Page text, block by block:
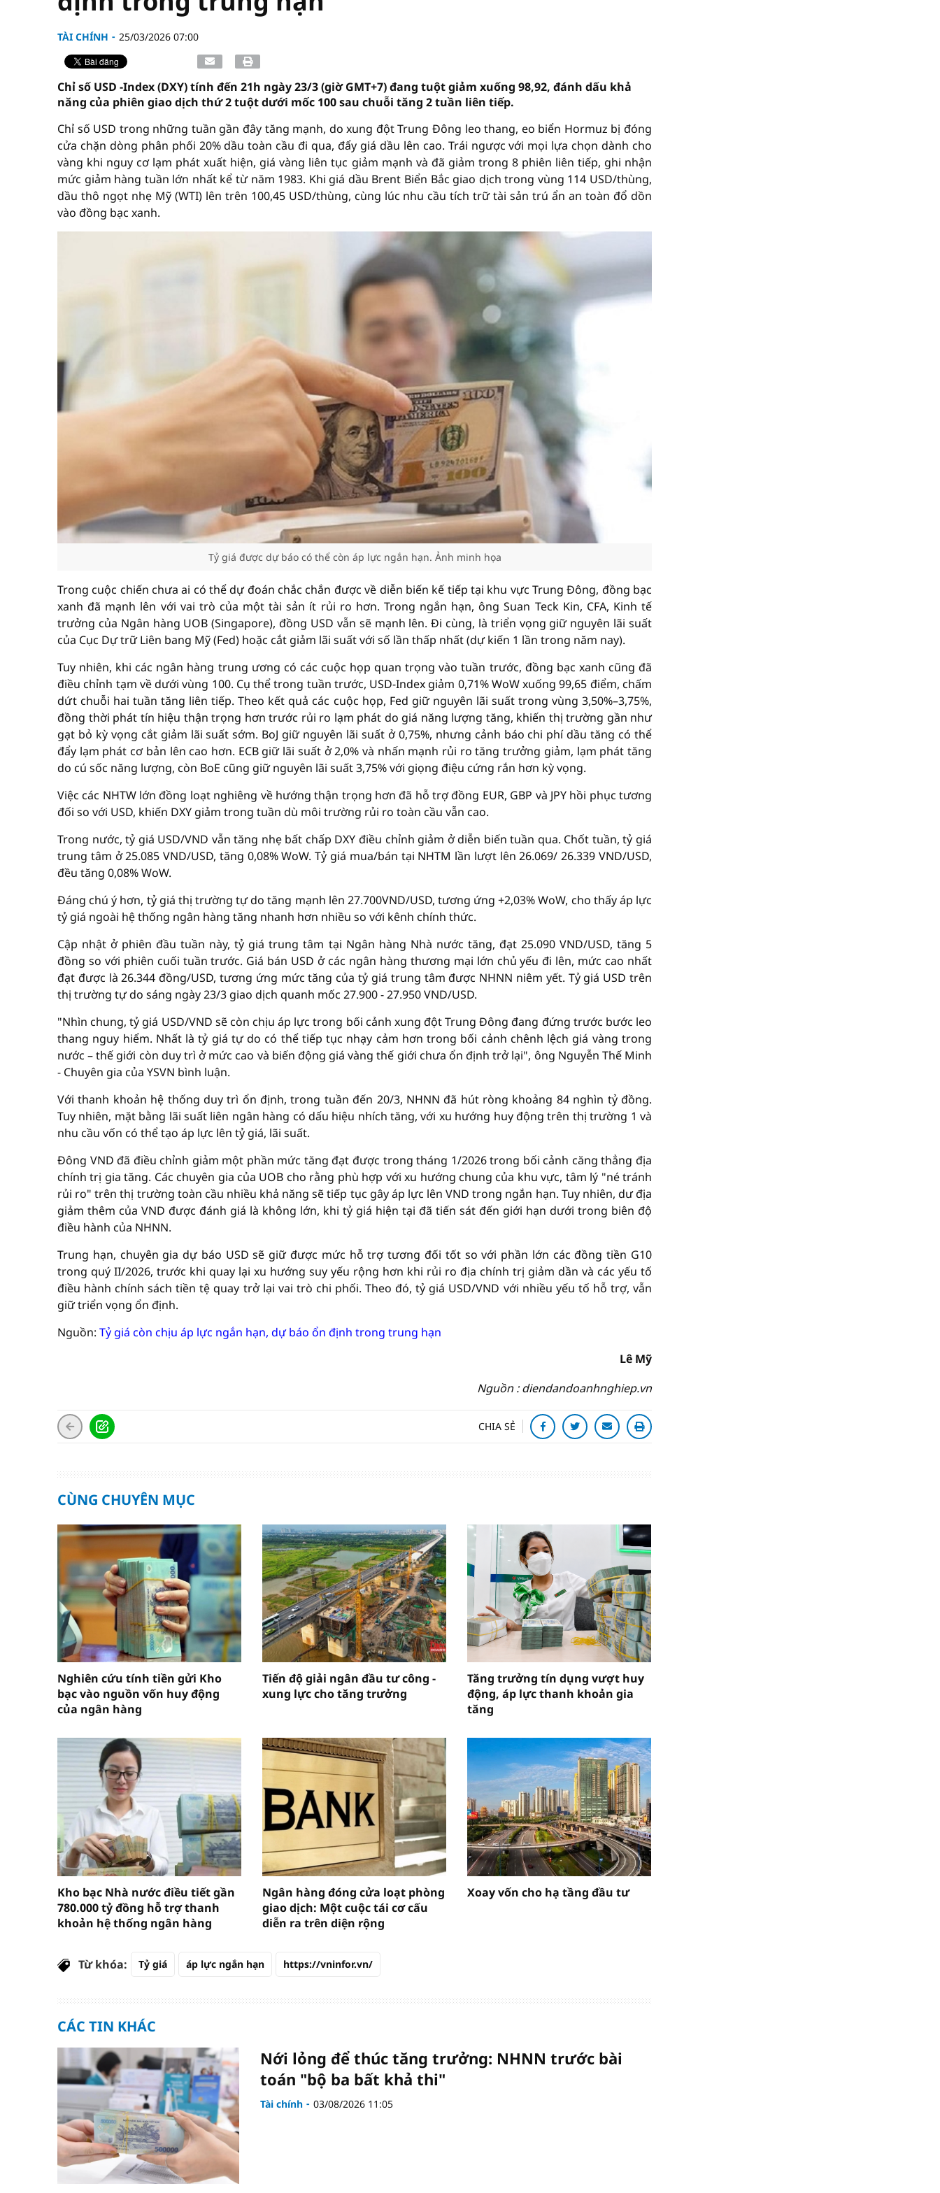
TÀI CHÍNH 25/03/2026 07:00
Chỉ số USD -Index (DXY) tính đến 21h ngày 23/3 (giờ GMT+7) đang tuột giảm xuống 98,92, đánh dấu khả
năng của phiên giao dịch thứ 2 tuột dưới mốc 100 sau chuỗi tăng 2 tuần liên tiếp.
Chỉ số USD trong những tuần gần đây tăng mạnh, do xung đột Trung Đông leo thang, eo biển Hormuz bị đóng
cửa chặn dòng phân phối 20% dầu toàn cầu đi qua, đẩy giá dầu lên cao. Trái ngược với mọi lựa chọn dành cho
vàng khi nguy cơ lạm phát xuất hiện, giá vàng liên tục giảm mạnh và đã giảm trong 8 phiên liên tiếp, ghi nhận
mức giảm hàng tuần lớn nhất kể từ năm 1983. Khi giá dầu Brent Biển Bắc giao dịch trong vùng 114 USD/thùng,
dầu thô ngọt nhẹ Mỹ (WTI) lên trên 100,45 USD/thùng, cùng lúc nhu cầu tích trữ tài sản trú ẩn an toàn đổ dồn
vào đồng bạc xanh.
Tỷ giá được dự báo có thể còn áp lực ngắn hạn. Ảnh minh họa
Trong cuộc chiến chưa ai có thể dự đoán chắc chắn được về diễn biến kế tiếp tại khu vực Trung Đông, đồng bạc
xanh đã mạnh lên với vai trò của một tài sản ít rủi ro hơn. Trong ngắn hạn, ông Suan Teck Kin, CFA, Kinh tế
trưởng của Ngân hàng UOB (Singapore), đồng USD vẫn sẽ mạnh lên. Đi cùng, là triển vọng giữ nguyên lãi suất
của Cục Dự trữ Liên bang Mỹ (Fed) hoặc cắt giảm lãi suất với số lần thấp nhất (dự kiến 1 lần trong năm nay).
Tuy nhiên, khi các ngân hàng trung ương có các cuộc họp quan trọng vào tuần trước, đồng bạc xanh cũng đã
điều chỉnh tạm về dưới vùng 100. Cụ thể trong tuần trước, USD-Index giảm 0,71% WoW xuống 99,65 điểm, chấm
dứt chuỗi hai tuần tăng liên tiếp. Theo kết quả các cuộc họp, Fed giữ nguyên lãi suất trong vùng 3,50%–3,75%,
đồng thời phát tín hiệu thận trọng hơn trước rủi ro lạm phát do giá năng lượng tăng, khiến thị trường gần như
gạt bỏ kỳ vọng cắt giảm lãi suất sớm. BoJ giữ nguyên lãi suất ở 0,75%, nhưng cảnh báo chi phí dầu tăng có thể
đẩy lạm phát cơ bản lên cao hơn. ECB giữ lãi suất ở 2,0% và nhấn mạnh rủi ro tăng trưởng giảm, lạm phát tăng
do cú sốc năng lượng, còn BoE cũng giữ nguyên lãi suất 3,75% với giọng điệu cứng rắn hơn kỳ vọng.
Việc các NHTW lớn đồng loạt nghiêng về hướng thận trọng hơn đã hỗ trợ đồng EUR, GBP và JPY hồi phục tương
đối so với USD, khiến DXY giảm trong tuần dù môi trường rủi ro toàn cầu vẫn cao.
Trong nước, tỷ giá USD/VND vẫn tăng nhẹ bất chấp DXY điều chỉnh giảm ở diễn biến tuần qua. Chốt tuần, tỷ giá
trung tâm ở 25.085 VND/USD, tăng 0,08% WoW. Tỷ giá mua/bán tại NHTM lần lượt lên 26.069/ 26.339 VND/USD,
đều tăng 0,08% WoW.
Đáng chú ý hơn, tỷ giá thị trường tự do tăng mạnh lên 27.700VND/USD, tương ứng +2,03% WoW, cho thấy áp lực
tỷ giá ngoài hệ thống ngân hàng tăng nhanh hơn nhiều so với kênh chính thức.
Cập nhật ở phiên đầu tuần này, tỷ giá trung tâm tại Ngân hàng Nhà nước tăng, đạt 25.090 VND/USD, tăng 5
đồng so với phiên cuối tuần trước. Giá bán USD ở các ngân hàng thương mại lớn chủ yếu đi lên, mức cao nhất
đạt được là 26.344 đồng/USD, tương ứng mức tăng của tỷ giá trung tâm được NHNN niêm yết. Tỷ giá USD trên
thị trường tự do sáng ngày 23/3 giao dịch quanh mốc 27.900 - 27.950 VND/USD.
"Nhìn chung, tỷ giá USD/VND sẽ còn chịu áp lực trong bối cảnh xung đột Trung Đông đang đứng trước bước leo
thang nguy hiểm. Nhất là tỷ giá tự do có thể tiếp tục nhạy cảm hơn trong bối cảnh chênh lệch giá vàng trong
nước – thế giới còn duy trì ở mức cao và biến động giá vàng thế giới chưa ổn định trở lại", ông Nguyễn Thế Minh
- Chuyên gia của YSVN bình luận.
Với thanh khoản hệ thống duy trì ổn định, trong tuần đến 20/3, NHNN đã hút ròng khoảng 84 nghìn tỷ đồng.
Tuy nhiên, mặt bằng lãi suất liên ngân hàng có dấu hiệu nhích tăng, với xu hướng huy động trên thị trường 1 và
nhu cầu vốn có thể tạo áp lực lên tỷ giá, lãi suất.
Đông VND đã điều chỉnh giảm một phần mức tăng đạt được trong tháng 1/2026 trong bối cảnh căng thẳng địa
chính trị gia tăng. Các chuyên gia của UOB cho rằng phù hợp với xu hướng chung của khu vực, tâm lý "né tránh
rủi ro" trên thị trường toàn cầu nhiều khả năng sẽ tiếp tục gây áp lực lên VND trong ngắn hạn. Tuy nhiên, dư địa
giảm thêm của VND được đánh giá là không lớn, khi tỷ giá hiện tại đã tiến sát đến giới hạn dưới trong biên độ
điều hành của NHNN.
Trung hạn, chuyên gia dự báo USD sẽ giữ được mức hỗ trợ tương đối tốt so với phần lớn các đồng tiền G10
trong quý II/2026, trước khi quay lại xu hướng suy yếu rộng hơn khi rủi ro địa chính trị giảm dần và các yếu tố
điều hành chính sách tiền tệ quay trở lại vai trò chi phối. Theo đó, tỷ giá USD/VND với nhiều yếu tố hỗ trợ, vẫn
giữ triển vọng ổn định.
Nguồn: Tỷ giá còn chịu áp lực ngắn hạn, dự báo ổn định trong trung hạn
Lê Mỹ
Nguồn : diendandoanhnghiep.vn
CHIA SẺ
CÙNG CHUYÊN MỤC
Nghiên cứu tính tiền gửi Kho
bạc vào nguồn vốn huy động
của ngân hàng
Tiến độ giải ngân đầu tư công -
xung lực cho tăng trưởng
Tăng trưởng tín dụng vượt huy
động, áp lực thanh khoản gia
tăng
Kho bạc Nhà nước điều tiết gần
780.000 tỷ đồng hỗ trợ thanh
khoản hệ thống ngân hàng
Ngân hàng đóng cửa loạt phòng
giao dịch: Một cuộc tái cơ cấu
diễn ra trên diện rộng
Xoay vốn cho hạ tầng đầu tư
Từ khóa: Tỷ giá áp lực ngắn hạn https://vninfor.vn/
CÁC TIN KHÁC
Nới lỏng để thúc tăng trưởng: NHNN trước bài
toán "bộ ba bất khả thi"
Tài chính 03/08/2026 11:05